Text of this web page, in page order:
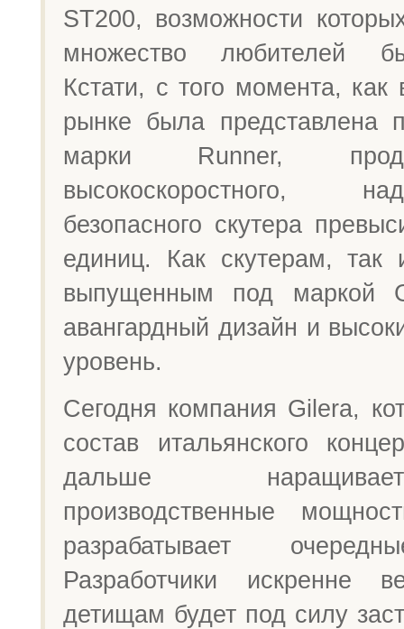
ST200, возможности
множество любителей
Кстати, с того момента, как
рынке была представлена
марки Runner,
высокоскоростного,
безопасного скутера
единиц. Как скутерам, так
выпущенным под маркой
авангардный дизайн и
уровень.
Сегодня компания Gilera,
состав итальянского
дальше
производственные
разрабатывает
Разработчики искренне
детищам будет под силу